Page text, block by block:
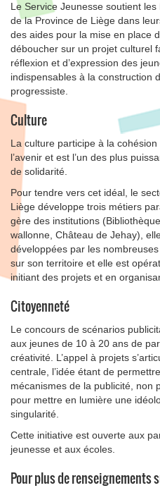
Le Service Jeunesse soutient
de la Province de Liège dans
des aides pour la mise en place
déboucher sur un projet culturel
réflexion et d’expression des
indispensables à la construction
progressiste.
Culture
La culture participe à la
l’avenir et est l’un des plus
de solidarité.
Pour tendre vers cet idéal, le
Liège développe trois métiers
gère des institutions
wallonne, Château de Jehay),
développées par les
sur son territoire et elle est
initiant des projets et en
Citoyenneté
Le concours de scénarios
aux jeunes de 10 à 20 ans de
créativité. L’appel à projets
centrale, l’idée étant de
mécanismes de la publicité, non
pour mettre en lumière une
singularité.
Cette initiative est ouverte aux
jeunesse et aux écoles.
Pour plus de renseignements